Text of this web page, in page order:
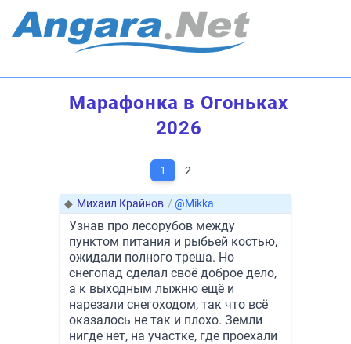
Марафонка в Огоньках
2026
1 2
◆ Михаил Крайнов / @Mikka
Узнав про лесорубов между
пунктом питания и рыбьей костью,
ожидали полного треша. Но
снегопад сделал своё доброе дело,
а к выходным лыжню ещё и
нарезали снегоходом, так что всё
оказалось не так и плохо. Земли
нигде нет, на участке, где проехали